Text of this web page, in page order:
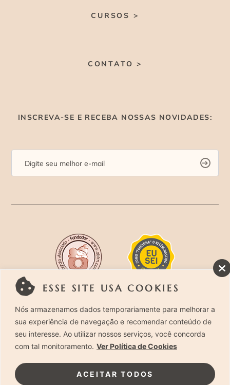
ESSE SITE USA COOKIES
Nós armazenamos dados temporariamente para melhorar a
sua experiência de navegação e recomendar conteúdo de
seu interesse. Ao utilizar nossos serviços, você concorda
com tal monitoramento. Ver Política de Cookies
ACEITAR TODOS
CURSOS >
CONTATO >
INSCREVA-SE E RECEBA NOSSAS NOVIDADES:
Rua Costa Carvalho, 419 – Pinheiros, São Paulo –
SP. CEP 05429-130 – Telefone: (11) 94494-1818
Direitos Reservados.Clique Aquie acesse nossa